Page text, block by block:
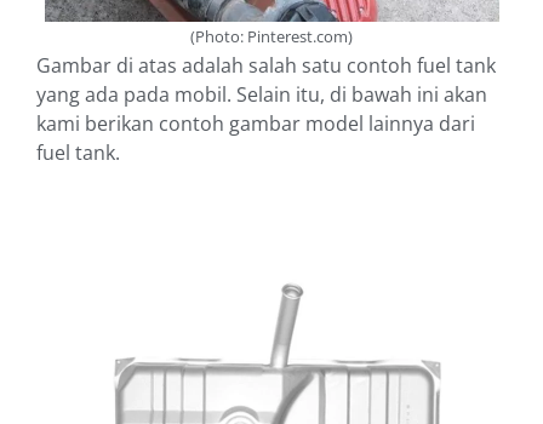
(Photo: Pinterest.com)
Gambar di atas adalah salah satu contoh fuel tank
yang ada pada mobil. Selain itu, di bawah ini akan
kami berikan contoh gambar model lainnya dari
fuel tank.